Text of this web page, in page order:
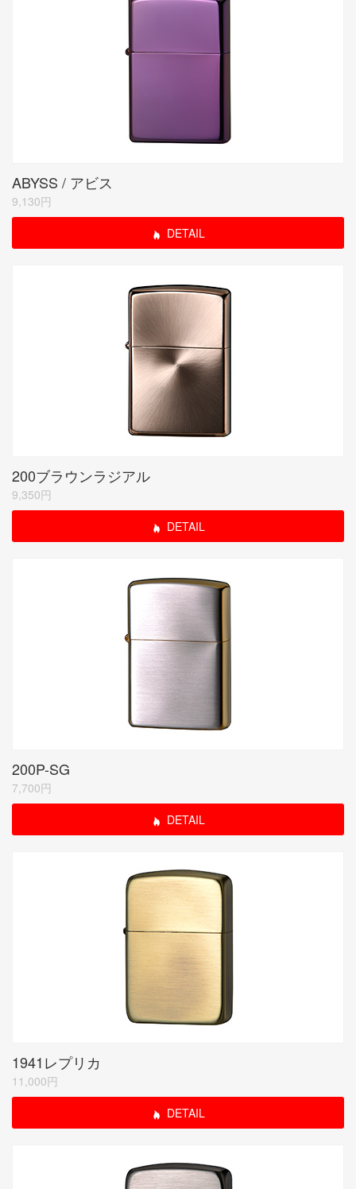
ABYSS / アビス
9,130円
DETAIL
200ブラウンラジアル
9,350円
DETAIL
200P-SG
7,700円
DETAIL
1941レプリカ
11,000円
DETAIL